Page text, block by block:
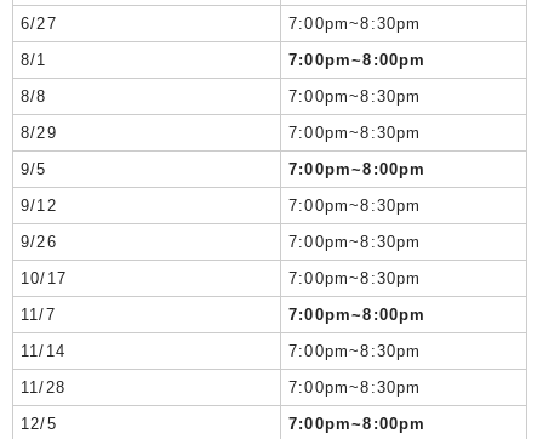
6/27
7:00pm~8:30pm
8/1
7:00pm~8:00pm
8/8
7:00pm~8:30pm
8/29
7:00pm~8:30pm
9/5
7:00pm~8:00pm
9/12
7:00pm~8:30pm
9/26
7:00pm~8:30pm
10/17
7:00pm~8:30pm
11/7
7:00pm~8:00pm
11/14
7:00pm~8:30pm
11/28
7:00pm~8:30pm
12/5
7:00pm~8:00pm